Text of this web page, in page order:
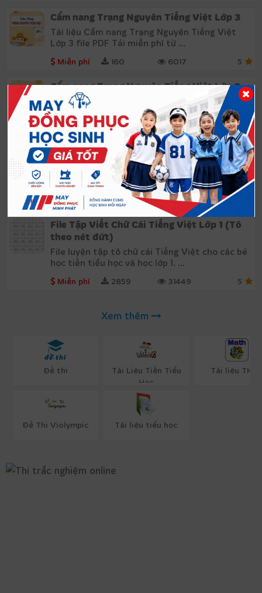
Cẩm nang Trạng Nguyên Tiếng Việt Lớp 3
Tài liệu Cẩm nang Trạng Nguyên Tiếng Việt
Lớp 3 file PDF Tải miễn phí từ ...
Miễn phí 160 6017 5
Cẩm nang Trạng Nguyên Tiếng Việt Lớp 2
Cẩm nang on luyện Trạng Nguyên Tiếng Việt
Lớp 2 file PDF từ vnstorage và tải ...
Miễn phí 144 5885 5
Cẩm nang Trạng Nguyên Tiếng Việt Lớp 1
Cẩm nang Trạng Nguyên Tiếng Việt Lớp 1 File
PDF tải miễn phí từ vnstorage. ...
Miễn phí 238 7491
File Tập Viết Chữ Cái Tiếng Việt Lớp 1 (Tô
theo nét đứt)
File luyện tập tô chữ cái Tiếng Việt cho các bé
học tiền tiểu học và học lớp 1. ...
Miễn phí 2859 31449 5
Xem thêm
Đề thi
Đề Thi Violympic
Tài Liệu Tiền Tiểu
Học
Tài liệu tiểu học
Tài liệu